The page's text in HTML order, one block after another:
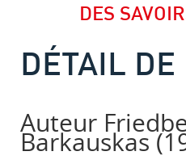
DES
DÉTAIL
Auteur
Barkauskas